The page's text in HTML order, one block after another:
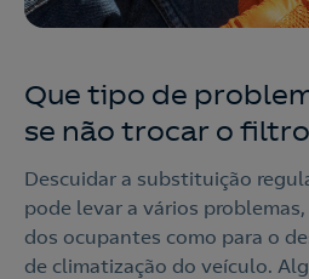
Que tipo de
se não trocar o
Descuidar a substituição
pode levar a vários
dos ocupantes como para o
de climatização do veículo.